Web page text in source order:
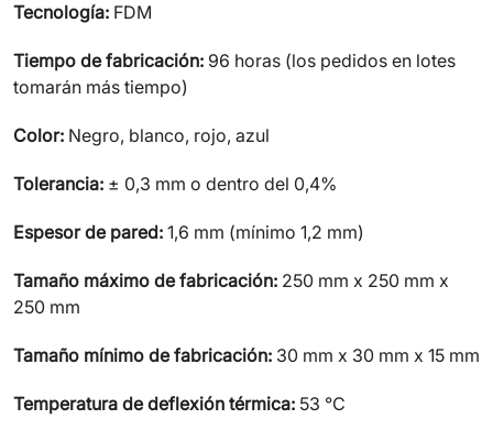
Tecnología: FDM
Tiempo de fabricación: 96 horas (los pedidos en lotes
tomarán más tiempo)
Color: Negro, blanco, rojo, azul
Tolerancia: ± 0,3 mm o dentro del 0,4%
Espesor de pared: 1,6 mm (mínimo 1,2 mm)
Tamaño máximo de fabricación: 250 mm x 250 mm x
250 mm
Tamaño mínimo de fabricación: 30 mm x 30 mm x 15 mm
Temperatura de deflexión térmica: 53 ℃